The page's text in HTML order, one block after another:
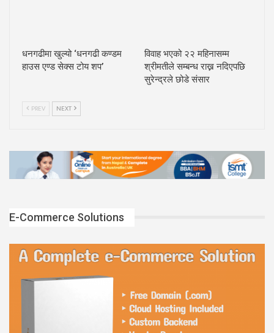
धनगढीमा खुल्यो ‘धनगढी कण्डम
हाउस एण्ड सेक्स टोय शप’
विवाह भएको २२ महिनासम्म
श्रीमतीले सम्बन्ध राख्न नदिएपछि
सुरेन्द्रले छोडे संसार
PREV NEXT
E-Commerce Solutions